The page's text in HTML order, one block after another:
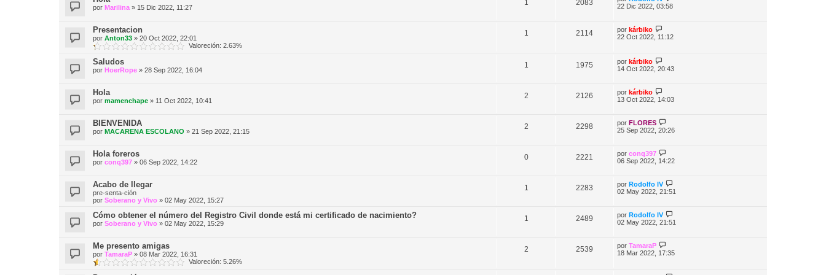
por Marilina » 15 Dic 2022, 11:27
1 2083
22 Dic 2022, 03:58
Presentacion
por Anton33 » 20 Oct 2022, 22:01
Valoreción: 2.63%
1 2114 por kárbiko
22 Oct 2022, 11:12
Saludos
por HoerRope » 28 Sep 2022, 16:04
1 1975 por kárbiko
14 Oct 2022, 20:43
Hola
por mamenchape » 11 Oct 2022, 10:41
2 2126 por kárbiko
13 Oct 2022, 14:03
BIENVENIDA
por MACARENA ESCOLANO » 21 Sep 2022, 21:15
2 2298 por FLORES
25 Sep 2022, 20:26
Hola foreros
por conq397 » 06 Sep 2022, 14:22
0 2221 por conq397
06 Sep 2022, 14:22
Acabo de llegar
pre-senta-ción
por Soberano y Vivo » 02 May 2022, 15:27
1 2283 por Rodolfo IV
02 May 2022, 21:51
Cómo obtener el número del Registro Civil donde está mi certificado de nacimiento?
por Soberano y Vivo » 02 May 2022, 15:29
1 2489 por Rodolfo IV
02 May 2022, 21:51
Me presento amigas
por TamaraP » 08 Mar 2022, 16:31
Valoreción: 5.26%
2 2539 por TamaraP
18 Mar 2022, 17:35